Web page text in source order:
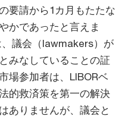
要請から1カ月もたたな
かであったと言えま
議会（lawmakers）が
みなしていることの証
場参加者は、LIBORベ
的救済策を第一の解決
ありませんが、議会と